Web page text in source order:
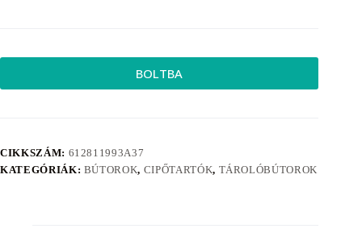
BOLTBA
CIKKSZÁM: 612811993A37
KATEGÓRIÁK: BÚTOROK, CIPŐTARTÓK, TÁROLÓBÚTOROK